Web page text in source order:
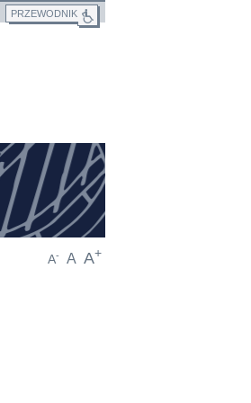
PRZEWODNIK
A- A A+